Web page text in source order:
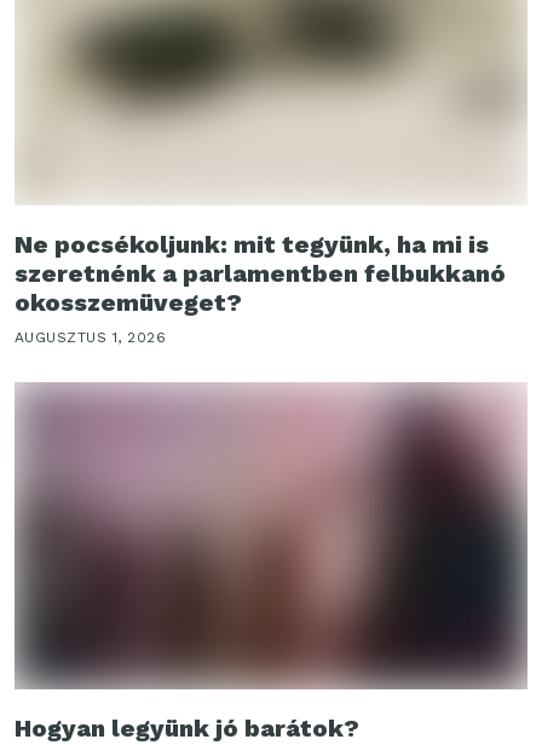
Ne pocsékoljunk: mit tegyünk, ha mi is
szeretnénk a parlamentben felbukkanó
okosszemüveget?
AUGUSZTUS 1, 2026
Hogyan legyünk jó barátok?